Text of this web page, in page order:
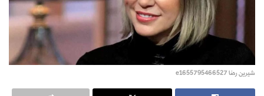
شيرين رضا e1655795466527